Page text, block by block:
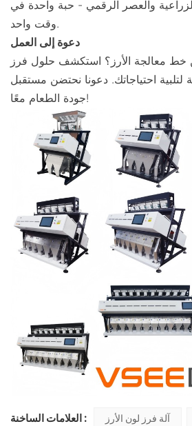
الزراعية والعصر الرقمي - حبة واحدة في
وقت واحد.
دعوة إلى العمل
خط معالجة الأرز؟ استكشف حلول فرز
لتلبية احتياجاتك. دعونا نحتضن مستقبل
جودة الطعام معًا!
العلامات الساخنة : آلة فرز لون الأرز